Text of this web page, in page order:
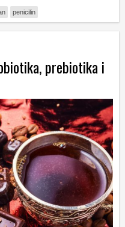
penicilin
prebiotika i